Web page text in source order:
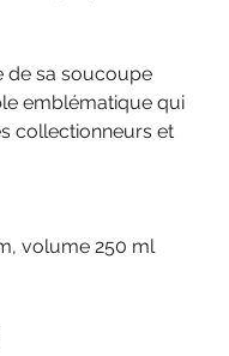
de sa soucoupe
emblématique qui
collectionneurs et
volume 250 ml